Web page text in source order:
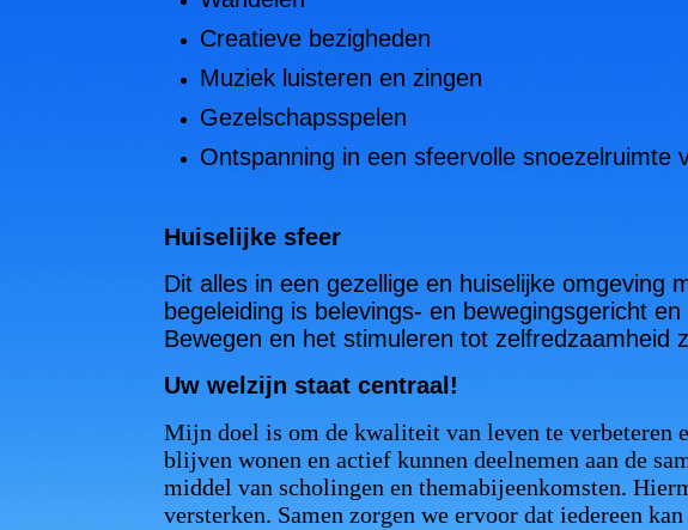
Creatieve bezigheden
Muziek luisteren en zingen
Gezelschapsspelen
Ontspanning in een sfeervolle snoezelruimte
Huiselijke sfeer
Dit alles in een gezellige en huiselijke omgeving
begeleiding is belevings- en bewegingsgericht
Bewegen en het stimuleren tot zelfredzaamheid
Uw welzijn staat centraal!
Mijn doel is om de kwaliteit van leven te verbeteren
blijven wonen en actief kunnen deelnemen aan de
middel van scholingen en themabijeenkomsten.
versterken. Samen zorgen we ervoor dat iedereen